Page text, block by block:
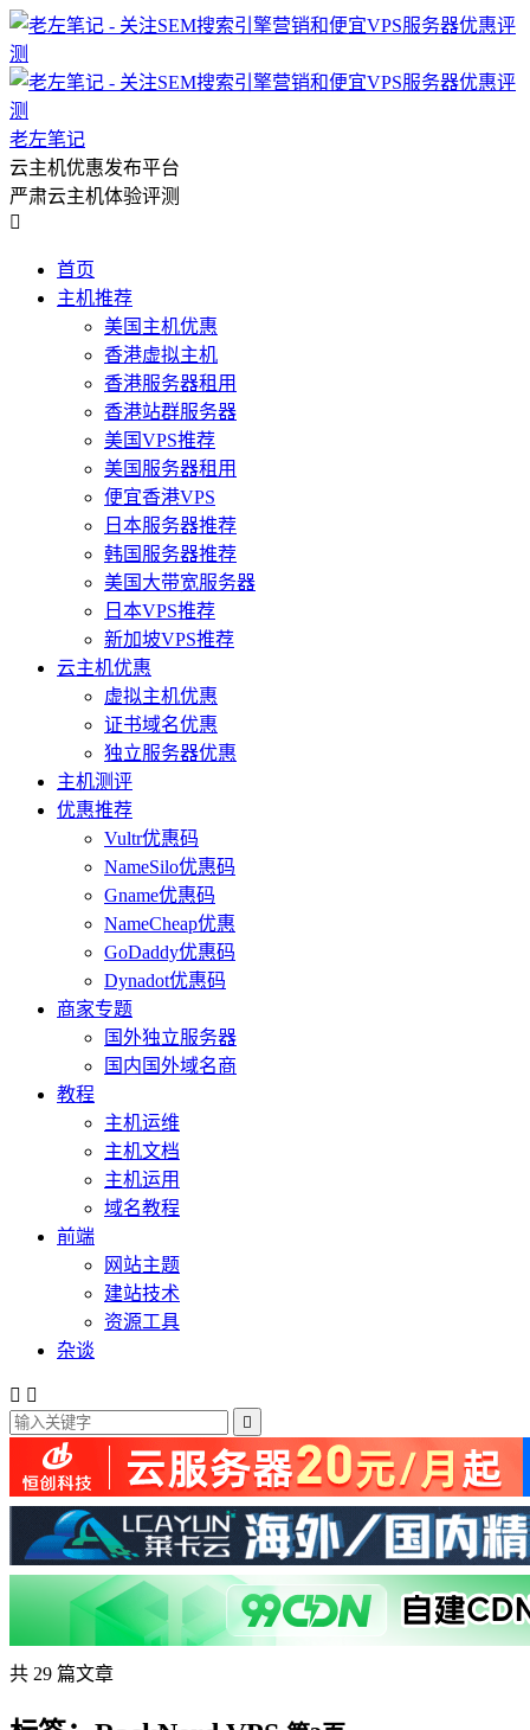
老左笔记
云主机优惠发布平台
严肃云主机体验评测

首页
主机推荐
美国主机优惠
香港虚拟主机
香港服务器租用
香港站群服务器
美国VPS推荐
美国服务器租用
便宜香港VPS
日本服务器推荐
韩国服务器推荐
美国大带宽服务器
日本VPS推荐
新加坡VPS推荐
云主机优惠
虚拟主机优惠
证书域名优惠
独立服务器优惠
主机测评
优惠推荐
Vultr优惠码
NameSilo优惠码
Gname优惠码
NameCheap优惠
GoDaddy优惠码
Dynadot优惠码
商家专题
国外独立服务器
国内国外域名商
教程
主机运维
主机文档
主机运用
域名教程
前端
网站主题
建站技术
资源工具
杂谈
 

共 29 篇文章